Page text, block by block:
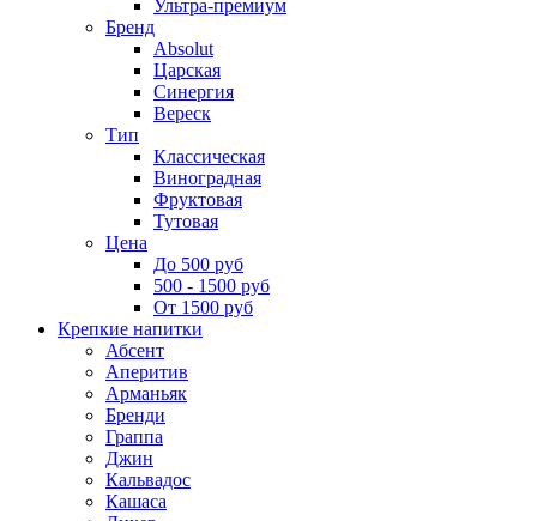
Ультра-премиум
Бренд
Absolut
Царская
Синергия
Вереск
Тип
Классическая
Виноградная
Фруктовая
Тутовая
Цена
До 500 руб
500 - 1500 руб
От 1500 руб
Крепкие напитки
Абсент
Аперитив
Арманьяк
Бренди
Граппа
Джин
Кальвадос
Кашаса